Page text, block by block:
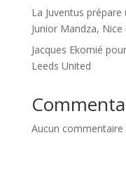
La Juventus
Junior Mandza,
Jacques Ekomié
Leeds United
Aucun commentaire